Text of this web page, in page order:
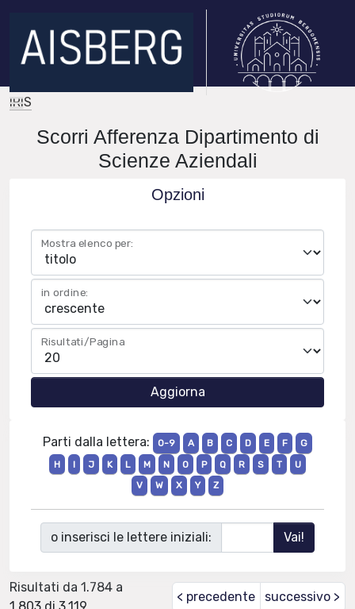
IRIS
Scorri Afferenza Dipartimento di
Scienze Aziendali
Opzioni
Mostra elenco per:
in ordine:
Risultati/Pagina
Parti dalla lettera: 0-9 A B C D E F
G
H
I J K L M N O P Q R S T
U
V
W X Y Z
o inserisci le lettere iniziali:
Risultati da 1.784 a
< precedente successivo >